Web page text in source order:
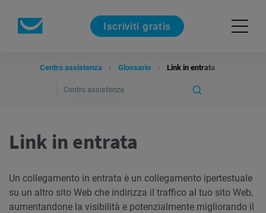
Iscriviti gratis
Centro assistenza Glossario Link in entrata
Link in entrata
Un collegamento in entrata è un collegamento ipertestuale
su un altro sito Web che indirizza il traffico al tuo sito Web,
aumentandone la visibilità e potenzialmente migliorando il